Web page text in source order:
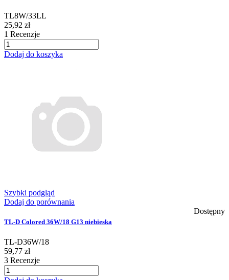
TL8W/33LL
25,92 zł
1 Recenzje
Dodaj do koszyka
Szybki podgląd
Dodaj do porównania
Dostępny
TL-D Colored 36W/18 G13 niebieska
TL-D36W/18
59,77 zł
3 Recenzje